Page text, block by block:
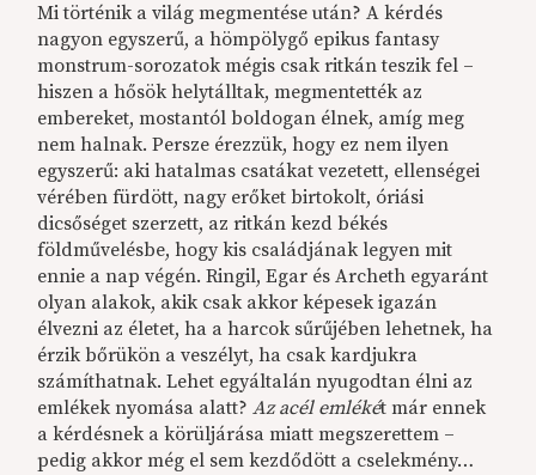
Mi történik a világ megmentése után? A kérdés
nagyon egyszerű, a hömpölygő epikus fantasy
monstrum-sorozatok mégis csak ritkán teszik fel –
hiszen a hősök helytálltak, megmentették az
embereket, mostantól boldogan élnek, amíg meg
nem halnak. Persze érezzük, hogy ez nem ilyen
egyszerű: aki hatalmas csatákat vezetett, ellenségei
vérében fürdött, nagy erőket birtokolt, óriási
dicsőséget szerzett, az ritkán kezd békés
földművelésbe, hogy kis családjának legyen mit
ennie a nap végén. Ringil, Egar és Archeth egyaránt
olyan alakok, akik csak akkor képesek igazán
élvezni az életet, ha a harcok sűrűjében lehetnek, ha
érzik bőrükön a veszélyt, ha csak kardjukra
számíthatnak. Lehet egyáltalán nyugodtan élni az
emlékek nyomása alatt?Az acél emlékét már ennek
a kérdésnek a körüljárása miatt megszerettem –
pedig akkor még el sem kezdődött a cselekmény…